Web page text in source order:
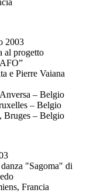
2003
al progetto
e Pierre Vaiana
– Belgio
– Belgio
Bruges – Belgio
"Sagoma" di
Francia